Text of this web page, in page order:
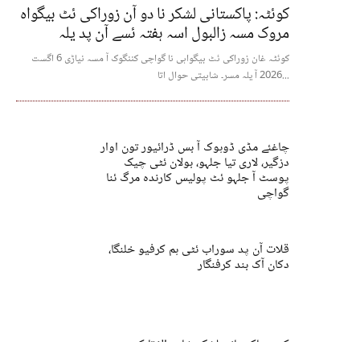
کوئٹہ: پاکستانی لشکر نا دو آن زوراکی ئٹ بیگواہ
مروک مسہ زالبول اسہ ہفتہ ئسے آن پد یلہ
کوئٹہ غان زوراکی ئٹ بیگواہی نا گواچی کننگوک آ مسہ نیاڑی 6 اگست
2026 آ یلہ مسر۔ شابیتی حوال اتا...
چاغئے مڈی ڈوہوک آ بس ڈرائیور تون اوار
دزگیر، لاری تیا جلہو، بولان ئٹی چیک
پوسٹ آ جلہو ئٹ پولیس کارندہ مرگ ئنا
گواچی
قلات آن پد سوراب ئٹی ہم کرفیو خلنگا،
دکان آک بند کرفنگار